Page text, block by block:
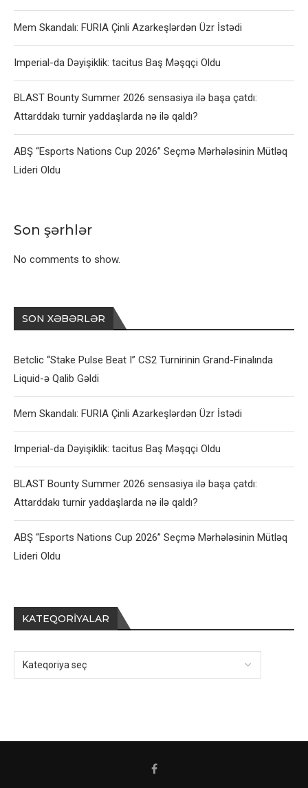
Mem Skandalı: FURIA Çinli Azarkeşlərdən Üzr İstədi
Imperial-da Dəyişiklik: tacitus Baş Məşqçi Oldu
BLAST Bounty Summer 2026 sensasiya ilə başa çatdı:
Attarddakı turnir yaddaşlarda nə ilə qaldı?
ABŞ “Esports Nations Cup 2026” Seçmə Mərhələsinin Mütləq
Lideri Oldu
Son şərhlər
No comments to show.
SON XƏBƏRLƏR
Betclic “Stake Pulse Beat I” CS2 Turnirinin Grand-Finalında
Liquid-ə Qalib Gəldi
Mem Skandalı: FURIA Çinli Azarkeşlərdən Üzr İstədi
Imperial-da Dəyişiklik: tacitus Baş Məşqçi Oldu
BLAST Bounty Summer 2026 sensasiya ilə başa çatdı:
Attarddakı turnir yaddaşlarda nə ilə qaldı?
ABŞ “Esports Nations Cup 2026” Seçmə Mərhələsinin Mütləq
Lideri Oldu
KATEQORIYALAR